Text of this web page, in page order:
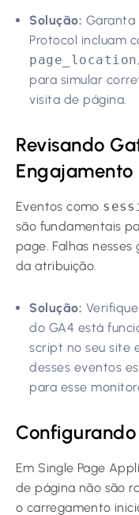
Solução: Garanta
Protocol incluam
page_location,
para simular
visita de página.
Revisando
Engajamento
Eventos como
são fundamentais
page. Falhas
da atribuição.
Solução:
do GA4 está
script no seu site
desses eventos
para esse
Em Single Page
de página não são
o carregamento